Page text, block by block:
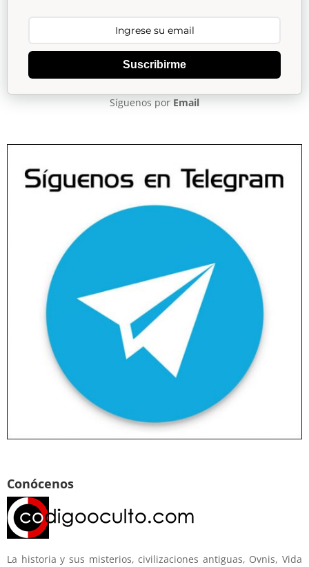
Suscribirme
Síguenos por Email
Conócenos
La historia y sus misterios, civilizaciones antiguas, Ovnis, Vida